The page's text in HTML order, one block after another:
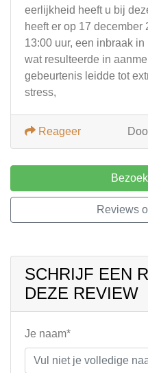
eerlijkheid heeft u bij
heeft er op 17 december
13:00 uur, een inbraak
wat resulteerde in
gebeurtenis leidde tot
stress,
Reageer
Reviews
SCHRIJF EEN
DEZE REVIEW
Je naam*